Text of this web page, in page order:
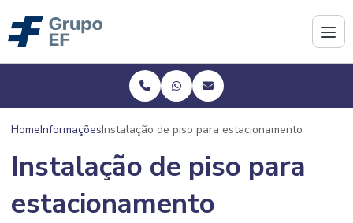
HomeInformaçõesInstalação de piso para estacionamento
Instalação de piso para
estacionamento